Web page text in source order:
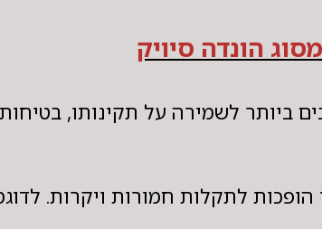
הונדה סיויק
לשמירה על תקינותו,
לתקלות חמורות ויקרות.